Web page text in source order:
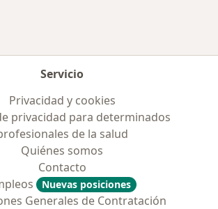
Servicio
Privacidad y cookies
privacidad para determinados
de la salud
Quiénes somos
Contacto
Nuevas posiciones
Generales de Contratación